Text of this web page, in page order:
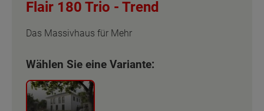
Flair 180 Trio - Trend
Das Massivhaus für Mehr
Wählen Sie eine Variante: